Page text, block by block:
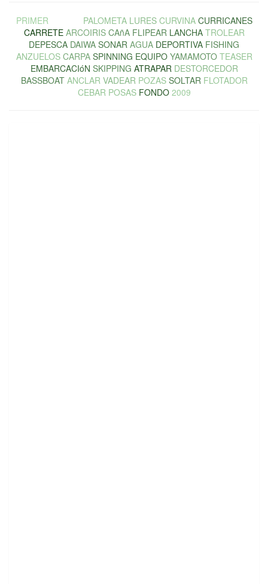
PRIMER PALOMETA LURES CURVINA CURRICANES
CARRETE ARCOIRIS CAñA FLIPEAR LANCHA TROLEAR
DEPESCA DAIWA SONAR AGUA DEPORTIVA FISHING
ANZUELOS CARPA SPINNING EQUIPO YAMAMOTO TEASER
EMBARCACIóN SKIPPING ATRAPAR DESTORCEDOR
BASSBOAT ANCLAR VADEAR POZAS SOLTAR FLOTADOR
CEBAR POSAS FONDO 2009